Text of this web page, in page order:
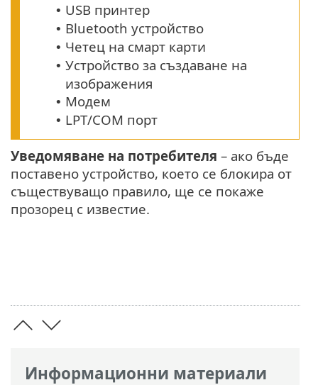
Информационни материали
• USB принтер
• Bluetooth устройство
• Четец на смарт карти
• Устройство за създаване на
изображения
• Модем
• LPT/COM порт
Уведомяване на потребителя – ако бъде
поставено устройство, което се блокира от
съществуващо правило, ще се покаже
прозорец с известие.